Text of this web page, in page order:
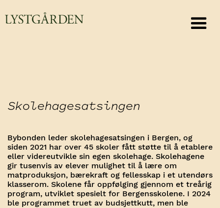
Skolehagesatsingen
Bybonden leder skolehagesatsingen i Bergen, og
siden 2021 har over 45 skoler fått støtte til å etablere
eller videreutvikle sin egen skolehage. Skolehagene
gir tusenvis av elever mulighet til å lære om
matproduksjon, bærekraft og fellesskap i et utendørs
klasserom. Skolene får oppfølging gjennom et treårig
program, utviklet spesielt for Bergensskolene. I 2024
ble programmet truet av budsjettkutt, men ble